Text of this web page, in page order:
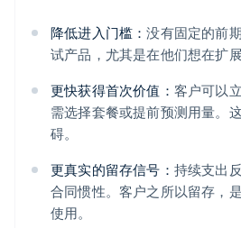
降低进入门槛：没有固定的前
试产品，尤其是在他们想在扩
更快获得首次价值： 客户可以
需选择套餐或提前预测用量。
碍。
更真实的留存信号： 持续支出
合同惯性。客户之所以留存，
使用。